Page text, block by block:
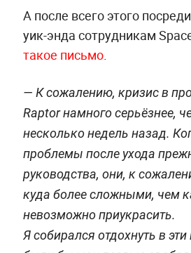
А после всего этого
уик-энда сотрудникам
такое письмо.
— К сожалению, кризис в
Raptor намного серьёзнее,
несколько недель назад.
проблемы после ухода
руководства, они, к
куда более сложными, чем
невозможно приукрасить.
Я собирался отдохнуть в